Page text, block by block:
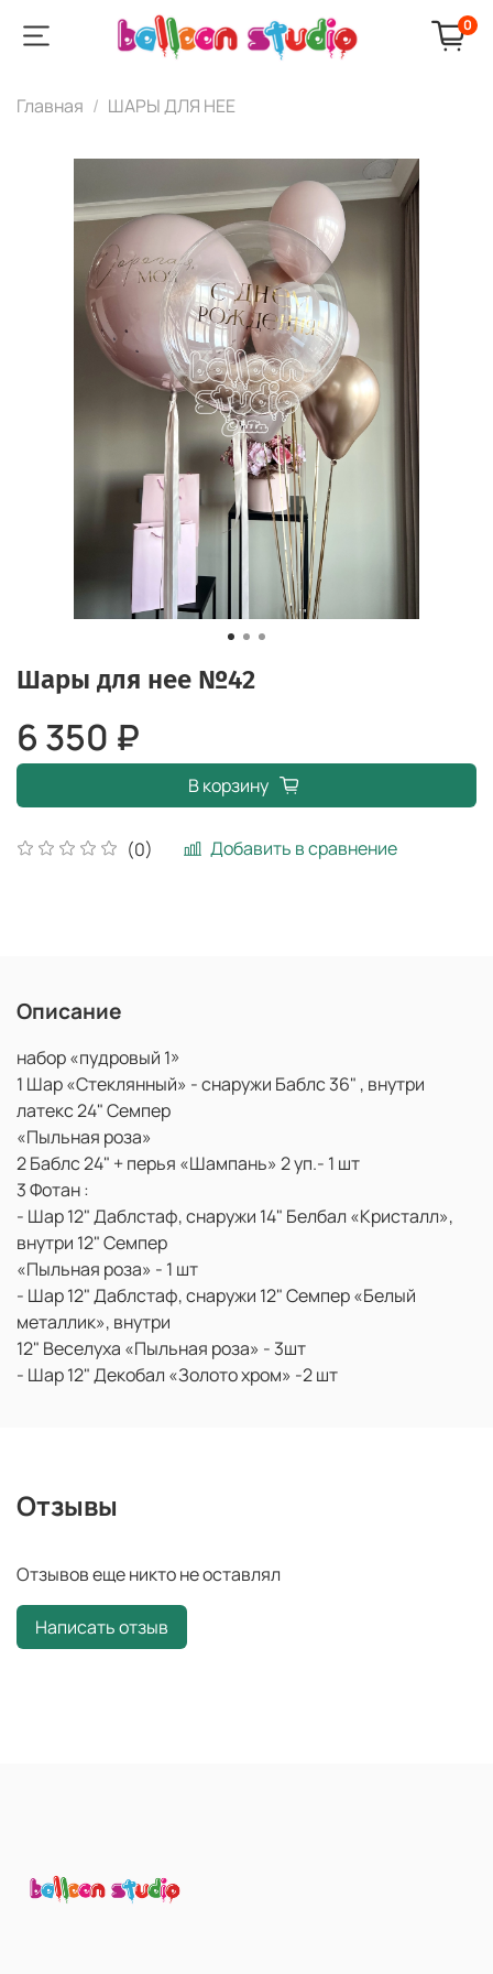
0
Главная ШАРЫ ДЛЯ НЕЕ
Шары для нее №42
(0) Добавить в сравнение
6 350 ₽
В корзину
Описание
набор «пудровый 1»
1 Шар «Стеклянный» - снаружи Баблс 36" , внутри
латекс 24" Семпер
«Пыльная роза»
2 Баблс 24" + перья «Шампань» 2 уп.- 1 шт
3 Фотан :
- Шар 12" Даблстаф, снаружи 14" Белбал «Кристалл»,
внутри 12" Семпер
«Пыльная роза» - 1 шт
- Шар 12" Даблстаф, снаружи 12" Семпер «Белый
металлик», внутри
12" Веселуха «Пыльная роза» - 3шт
- Шар 12" Декобал «Золото хром» -2 шт
Отзывы
Отзывов еще никто не оставлял
Написать отзыв